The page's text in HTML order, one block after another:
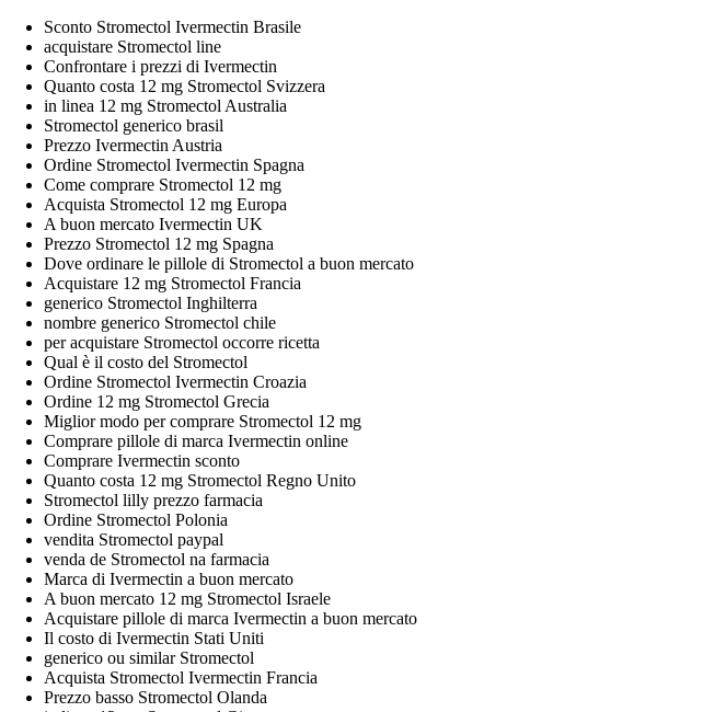
Sconto Stromectol Ivermectin Brasile
acquistare Stromectol line
Confrontare i prezzi di Ivermectin
Quanto costa 12 mg Stromectol Svizzera
in linea 12 mg Stromectol Australia
Stromectol generico brasil
Prezzo Ivermectin Austria
Ordine Stromectol Ivermectin Spagna
Come comprare Stromectol 12 mg
Acquista Stromectol 12 mg Europa
A buon mercato Ivermectin UK
Prezzo Stromectol 12 mg Spagna
Dove ordinare le pillole di Stromectol a buon mercato
Acquistare 12 mg Stromectol Francia
generico Stromectol Inghilterra
nombre generico Stromectol chile
per acquistare Stromectol occorre ricetta
Qual è il costo del Stromectol
Ordine Stromectol Ivermectin Croazia
Ordine 12 mg Stromectol Grecia
Miglior modo per comprare Stromectol 12 mg
Comprare pillole di marca Ivermectin online
Comprare Ivermectin sconto
Quanto costa 12 mg Stromectol Regno Unito
Stromectol lilly prezzo farmacia
Ordine Stromectol Polonia
vendita Stromectol paypal
venda de Stromectol na farmacia
Marca di Ivermectin a buon mercato
A buon mercato 12 mg Stromectol Israele
Acquistare pillole di marca Ivermectin a buon mercato
Il costo di Ivermectin Stati Uniti
generico ou similar Stromectol
Acquista Stromectol Ivermectin Francia
Prezzo basso Stromectol Olanda